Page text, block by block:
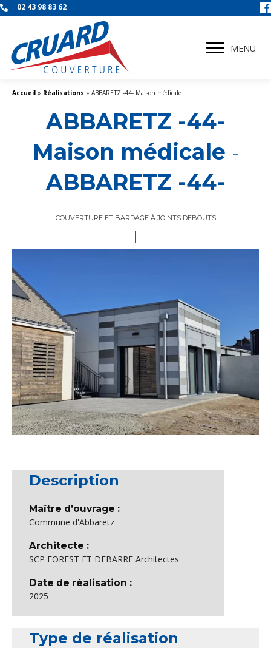
02 43 98 83 62
MENU
Accueil » Réalisations » ABBARETZ -44- Maison médicale
ABBARETZ -44-
Maison médicale -
ABBARETZ -44-
COUVERTURE ET BARDAGE À JOINTS DEBOUTS
Description
Maître d’ouvrage :
Commune d'Abbaretz
Architecte :
SCP FOREST ET DEBARRE Architectes
Date de réalisation :
2025
Type de réalisation